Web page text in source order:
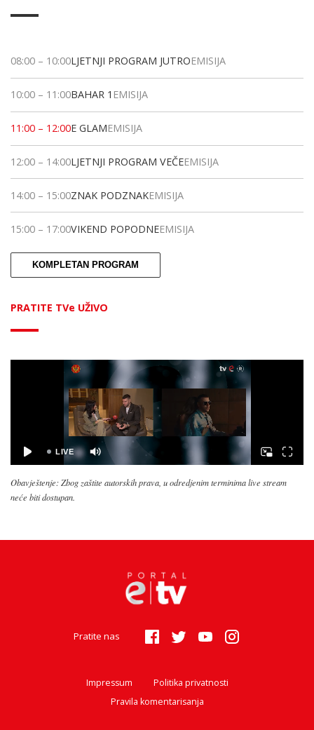
08:00 – 10:00LJETNJI PROGRAM JUTROEMISIJA
10:00 – 11:00BAHAR 1 EMISIJA
11:00 – 12:00E GLAMEMISIJA
12:00 – 14:00LJETNJI PROGRAM VEČEEMISIJA
14:00 – 15:00ZNAK PODZNAKEMISIJA
15:00 – 17:00VIKEND POPODNEEMISIJA
KOMPLETAN PROGRAM
PRATITE TVe UŽIVO
Obavještenje: Zbog zaštite autorskih prava, u odredjenim terminima live stream
neće biti dostupan.
Pratite nas
Impressum
Politika privatnosti
Pravila komentarisanja